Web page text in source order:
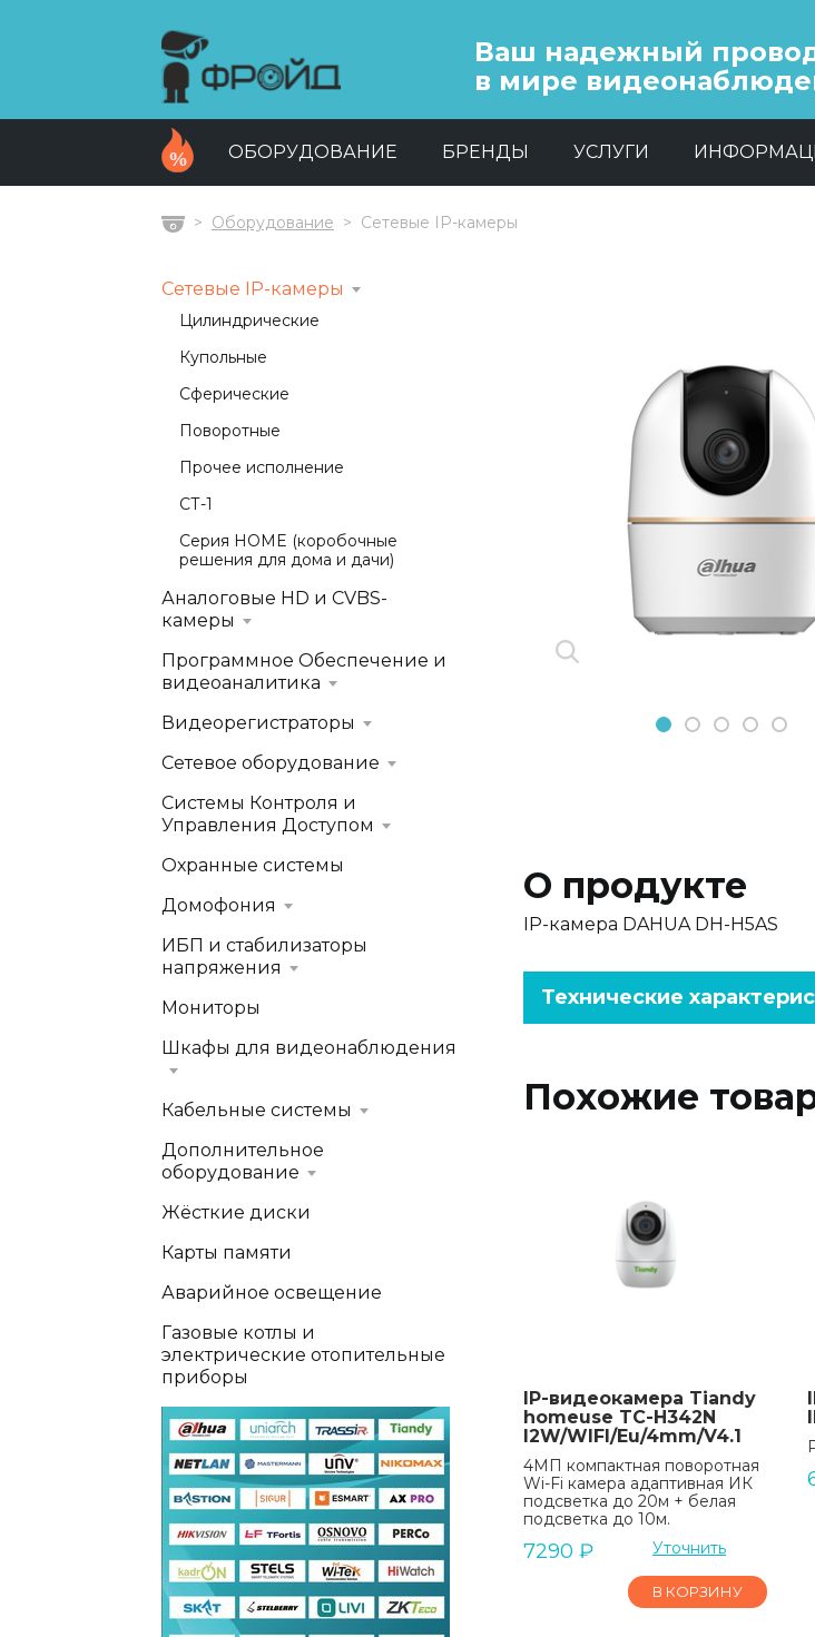
Ваш надежный
в мире
ОБОРУДОВАНИЕ БРЕНДЫ УСЛУГИ
ГлавнаяОборудование Сетевые IP-камеры
Previous
1 2 3 4 5
О продукте
IP-камера DAHUA DH-H5AS
Технические
Похожие
IP-видеокамера Tiandy
homeuse TC-H342N
I2W/WIFI/Eu/4mm/V4.1
4МП компактная поворотная
Wi-Fi камера адаптивная ИК
подсветка до 20м + белая
подсветка до 10м.
7290 ₽ Уточнить
В КОРЗИНУ
Сетевые IP-камеры
Цилиндрические
Купольные
Сферические
Поворотные
Прочее исполнение
СТ-1
Серия HOME (коробочные
решения для дома и дачи)
Аналоговые HD и CVBS-
камеры
Программное Обеспечение и
видеоаналитика
Видеорегистраторы
Сетевое оборудование
Системы Контроля и
Управления Доступом
Охранные системы
Домофония
ИБП и стабилизаторы
напряжения
Мониторы
Шкафы для видеонаблюдения
Кабельные системы
Дополнительное
оборудование
Жёсткие диски
Карты памяти
Аварийное освещение
Газовые котлы и
электрические отопительные
приборы